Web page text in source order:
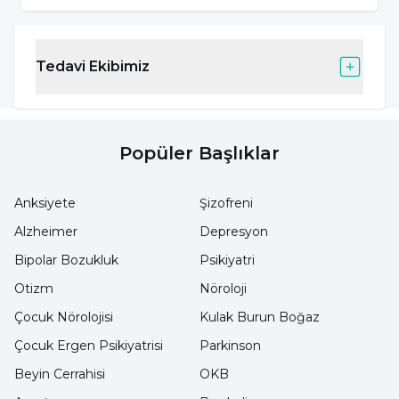
Hamilelik
Besin alerjileri
B12 vitamin eksikliği
Vegan ya da vejetaryen beslenme
Aşırı miktarda kafein içeren içeceklerin
Tedavi Ekibimiz
Popüler Başlıklar
Anksiyete
Alzheimer
Bipolar Bozukluk
Otizm
Çocuk Nörolojisi
Şizofreni
Depresyon
Psikiyatri
Nöroloji
Kulak Burun Boğaz
Çocuk Ergen Psikiyatrisi
Beyin Cerrahisi
Parkinson
OKB